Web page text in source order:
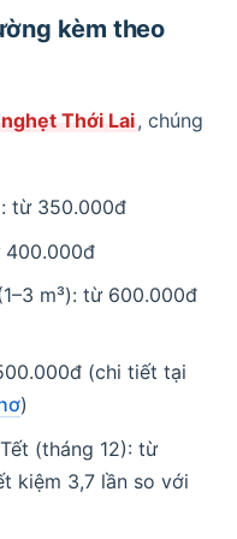
kèm theo
Thới Lai, chúng
từ 350.000đ
400.000đ
m³): từ 600.000đ
(chi tiết tại
)
(tháng 12): từ
kiệm 3,7 lần so với